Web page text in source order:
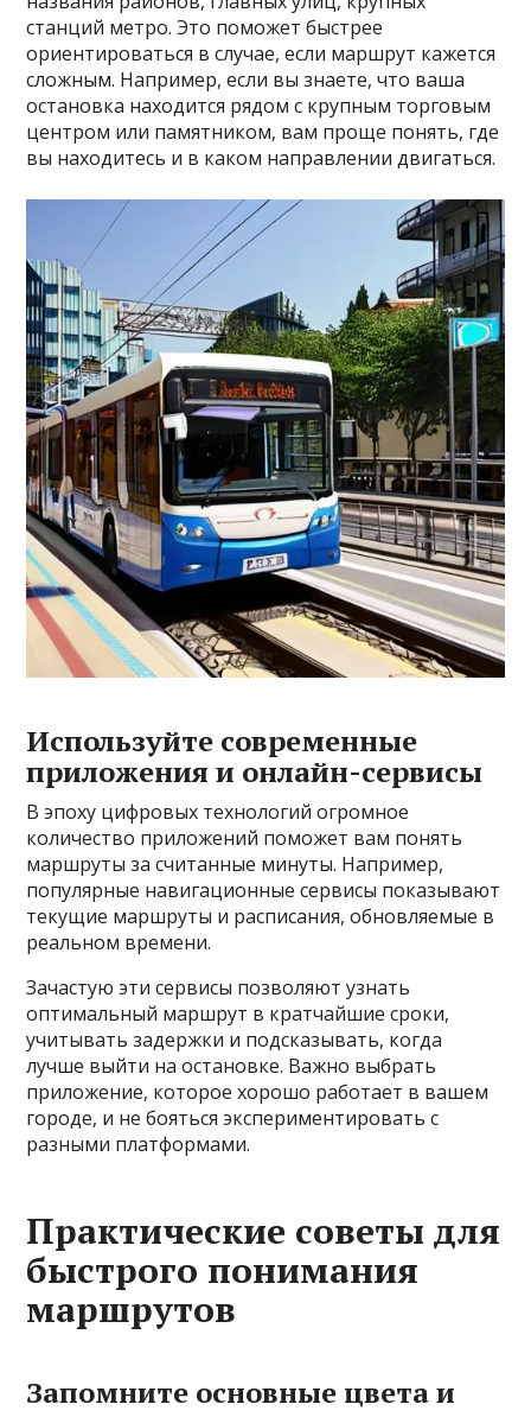
станций метро. Это поможет быстрее
ориентироваться в случае, если маршрут кажется
сложным. Например, если вы знаете, что ваша
остановка находится рядом с крупным торговым
центром или памятником, вам проще понять, где
вы находитесь и в каком направлении двигаться.
Используйте современные
приложения и онлайн-сервисы
В эпоху цифровых технологий огромное
количество приложений поможет вам понять
маршруты за считанные минуты. Например,
популярные навигационные сервисы показывают
текущие маршруты и расписания, обновляемые в
реальном времени.
Зачастую эти сервисы позволяют узнать
оптимальный маршрут в кратчайшие сроки,
учитывать задержки и подсказывать, когда
лучше выйти на остановке. Важно выбрать
приложение, которое хорошо работает в вашем
городе, и не бояться экспериментировать с
разными платформами.
Практические советы для
быстрого понимания
маршрутов
Запомните основные цвета и